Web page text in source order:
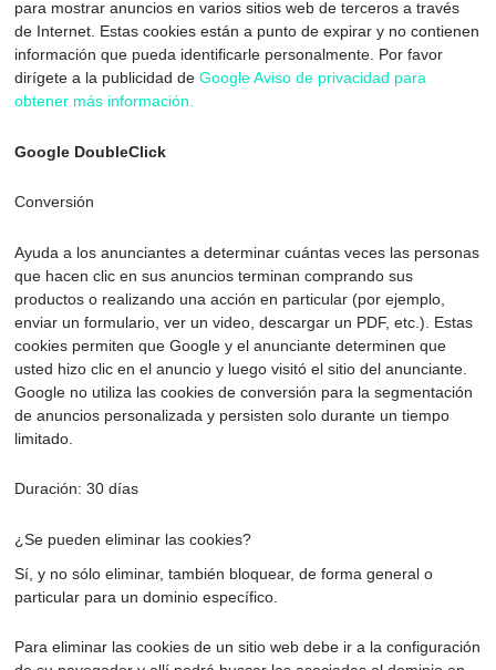
para mostrar anuncios en varios sitios web de terceros a través
de Internet. Estas cookies están a punto de expirar y no contienen
información que pueda identificarle personalmente. Por favor
dirígete a la publicidad deGoogle Aviso de privacidad para
obtener más información.
Google DoubleClick
Conversión
Ayuda a los anunciantes a determinar cuántas veces las personas
que hacen clic en sus anuncios terminan comprando sus
productos o realizando una acción en particular (por ejemplo,
enviar un formulario, ver un video, descargar un PDF, etc.). Estas
cookies permiten que Google y el anunciante determinen que
usted hizo clic en el anuncio y luego visitó el sitio del anunciante.
Google no utiliza las cookies de conversión para la segmentación
de anuncios personalizada y persisten solo durante un tiempo
limitado.
Duración: 30 días
¿Se pueden eliminar las cookies?
Sí, y no sólo eliminar, también bloquear, de forma general o
particular para un dominio específico.
Para eliminar las cookies de un sitio web debe ir a la configuración